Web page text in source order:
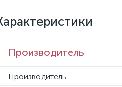
Производитель
Производитель